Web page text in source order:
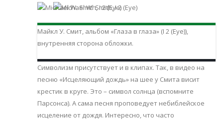
Майкл У. Смит, альбом «Глаза в глаза» (I 2 (Eye)),
внутренняя сторона обложки.
Символизм присутствует и в клипах. Так, в видео на
песню «Исцеляющий дождь» на шее у Смита висит
крестик в круге. Это – символ солнца (вспомните
Парсонса). А сама песня проповедует небиблейское
исцеление от дождя. Интересно, что часто